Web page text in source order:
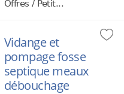
Offres / Petit...
Vidange et
pompage fosse
septique meaux
débouchage